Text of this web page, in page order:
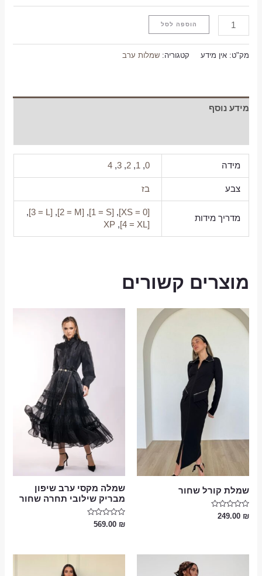
הוספה לסל
מק"ט:אין מידע קטגוריה:שמלות ערב
מידע נוסף
מידה 0
,
1
,
2
,
3
,
4
צבע בז
מדריך מידות
[0 = XS]
,
[1 = S]
,
[2 = M]
,
[3 = L]
,
[4 = XL]
,
XP
מוצרים קשורים
שמלת קורל שחור
דורג
0
249.00 ₪
שמלה מקסי ערב שיפון
מבריק שילובי תחרה שחור
דורג
0
569.00 ₪